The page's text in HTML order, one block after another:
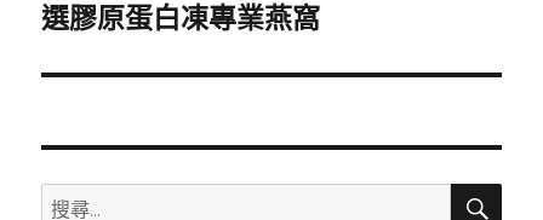
一
文
選膠原蛋白凍專業燕窩
搜
搜